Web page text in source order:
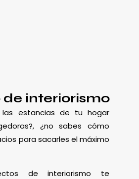
de interiorismo
las estancias de tu hogar
¿no sabes cómo
para sacarles el máximo
de interiorismo te